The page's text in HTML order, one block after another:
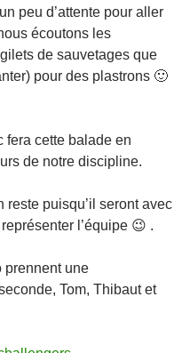
peu d’attente pour aller
écoutons les
de sauvetages que
pour des plastrons 🙂
fera cette balade en
de notre discipline.
puisqu’il seront avec
l’équipe 😉 .
prennent une
Tom, Thibaut et